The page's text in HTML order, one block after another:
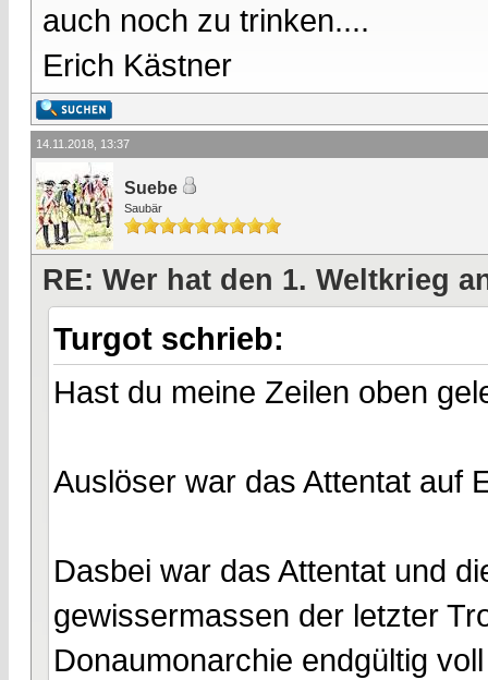
auch noch zu trinken....
Erich Kästner
14.11.2018, 13:37
Suebe
Saubär
RE: Wer hat den 1. Weltkrieg
Turgot schrieb:
Hast du meine Zeilen oben
Auslöser war das Attentat auf
Dasbei war das Attentat und
gewissermassen der letzter
Donaumonarchie endgültig